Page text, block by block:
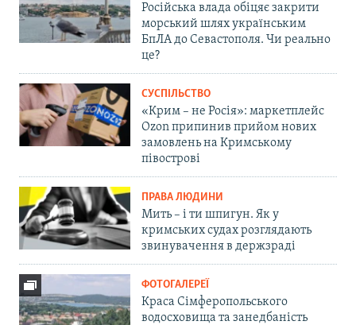
Російська влада обіцяє закрити
морський шлях українським
БпЛА до Севастополя. Чи реально
це?
СУСПІЛЬСТВО
«Крим – не Росія»: маркетплейс
Ozon припинив прийом нових
замовлень на Кримському
півострові
ПРАВА ЛЮДИНИ
Мить – і ти шпигун. Як у
кримських судах розглядають
звинувачення в держзраді
ФОТОГАЛЕРЕЇ
Краса Сімферопольського
водосховища та занедбаність